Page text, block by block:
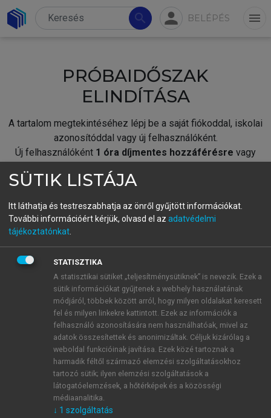
search person BELÉPÉS menu
PRÓBAIDŐSZAK
ELINDÍTÁSA
A tartalom megtekintéséhez lépj be a saját fiókoddal, iskolai
azonosítóddal vagy új felhasználóként.
Új felhasználóként 1 óra díjmentes hozzáférésre vagy
fiókoddal,vagy hozz létre új fiókot.
A regisztráció után apróbaidőszakautomatikusan
BELÉPÉS SAJÁT FIÓKKAL
ÚJ FIÓK LÉTREHOZÁSA
1 óra díjmentes hozzáférés
E-MAIL-CÍM
SÜTIK LISTÁJA
Itt láthatja és testreszabhatja az önről gyűjtött információkat.
További információért kérjük, olvasd el az adatvédelmi
tájékoztatónkat
STATISZTIKA
A statisztikai sütiket „teljesítménysütiknek” is nevezik. Ezek a
sütik információkat gyűjtenek a webhely használatának
módjáról, többek között arról, hogy milyen oldalakat keresett
fel és milyen linkekre kattintott. Ezek az információk a
felhasználó azonosítására nem használhatóak, mivel az
adatok összesítettek és anonimizáltak. Céljuk kizárólag a
weboldal funkcióinak javítása. Ezek közé tartoznak a
harmadik féltől származó elemzési szolgáltatásokhoz
tartozó sütik; ilyen elemzési szolgáltatások a
látogatóelemzések, a hőtérképek és a közösségi
médiaanalitika.
↓ 1 szolgáltatás